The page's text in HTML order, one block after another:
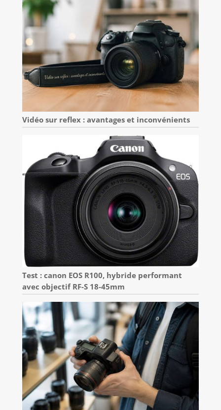
Vidéo sur reflex : avantages et inconvénients
Test : canon EOS R100, hybride performant
avec objectif RF-S 18-45mm